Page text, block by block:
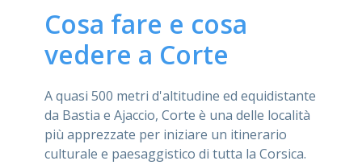
Cosa fare e cosa
vedere a Corte
A quasi 500 metri d'altitudine ed equidistante
da Bastia e Ajaccio, Corte è una delle località
più apprezzate per iniziare un itinerario
culturale e paesaggistico di tutta la Corsica.